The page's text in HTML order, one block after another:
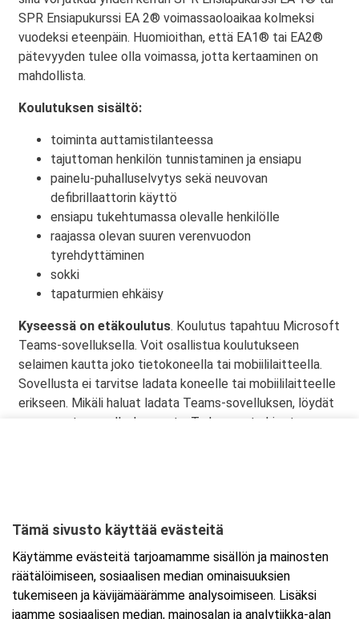
SPR Ensiapukurssi EA 2® voimassaoloaikaa kolmeksi
vuodeksi eteenpäin. Huomioithan, että EA1® tai EA2®
pätevyyden tulee olla voimassa, jotta kertaaminen on
mahdollista.
Koulutuksen sisältö:
toiminta auttamistilanteessa
tajuttoman henkilön tunnistaminen ja ensiapu
painelu-puhalluselvytys sekä neuvovan
defibrillaattorin käyttö
ensiapu tukehtumassa olevalle henkilölle
raajassa olevan suuren verenvuodon
tyrehdyttäminen
sokki
tapaturmien ehkäisy
Kyseessä on etäkoulutus. Koulutus tapahtuu Microsoft
Teams-sovelluksella. Voit osallistua koulutukseen
selaimen kautta joko tietokoneella tai mobiililaitteella.
Sovellusta ei tarvitse ladata koneelle tai mobiililaitteelle
erikseen. Mikäli haluat ladata Teams-sovelluksen, löydät
sen omasta sovelluskaupasta. Tarkemmat ohjeet
Ajankohta
Alkaa:21.10.2026 08:30
Päättyy:21.10.2026 11:45
Tämä sivusto käyttää evästeitä
Käytämme evästeitä tarjoamamme sisällön ja mainosten
räätälöimiseen, sosiaalisen median ominaisuuksien
tukemiseen ja kävijämäärämme analysoimiseen. Lisäksi
jaamme sosiaalisen median, mainosalan ja analytiikka-alan